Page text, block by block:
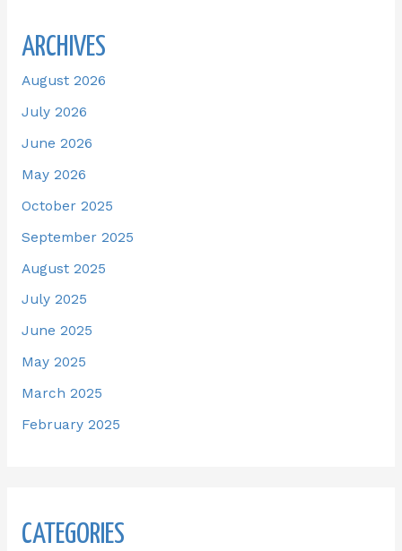
ARCHIVES
August 2026
July 2026
June 2026
May 2026
October 2025
September 2025
August 2025
July 2025
June 2025
May 2025
March 2025
February 2025
CATEGORIES